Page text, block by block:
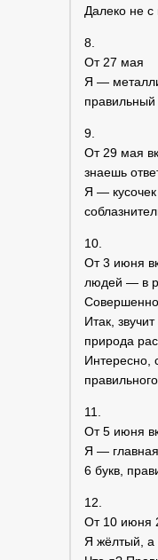
Далеко не с
8.
От 27 мая
Я —
9.
От 29 мая
знаешь
Я —
10.
От 3 июня
людей — в
Совершенно
Итак,
природа
Интересно,
11.
От 5 июня
Я —
6 букв,
12.
От 10 июня
Я жёлтый, а